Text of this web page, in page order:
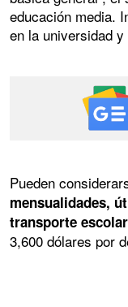
educación media.
en la universidad
Pueden
mensualidades,
transporte
3,600 dólares por